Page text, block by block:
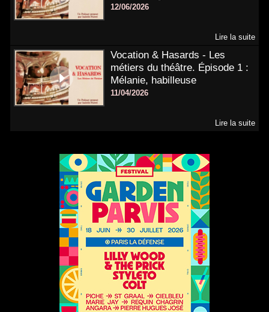
12/06/2026
Lire la suite
Vocation & Hasards - Les
métiers du théâtre. Épisode 1 :
Mélanie, habilleuse
11/04/2026
Lire la suite